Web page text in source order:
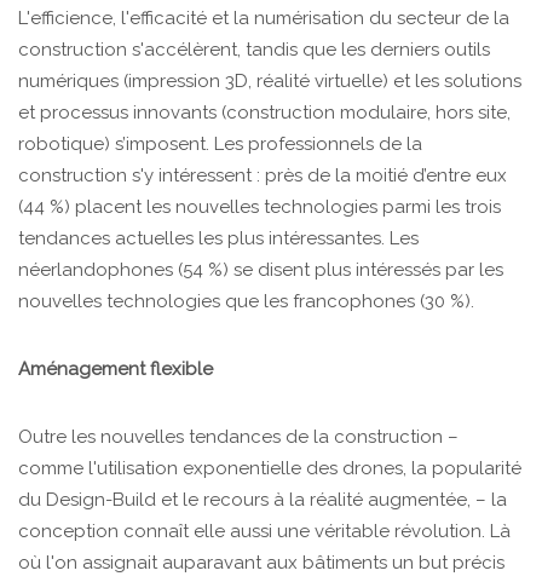
L'efficience, l'efficacité et la numérisation du secteur de la
construction s'accélèrent, tandis que les derniers outils
numériques (impression 3D, réalité virtuelle) et les solutions
et processus innovants (construction modulaire, hors site,
robotique) s’imposent. Les professionnels de la
construction s'y intéressent : près de la moitié d’entre eux
(44 %) placent les nouvelles technologies parmi les trois
tendances actuelles les plus intéressantes. Les
néerlandophones (54 %) se disent plus intéressés par les
nouvelles technologies que les francophones (30 %).
Aménagement flexible
Outre les nouvelles tendances de la construction –
comme l'utilisation exponentielle des drones, la popularité
du Design-Build et le recours à la réalité augmentée, – la
conception connaît elle aussi une véritable révolution. Là
où l'on assignait auparavant aux bâtiments un but précis